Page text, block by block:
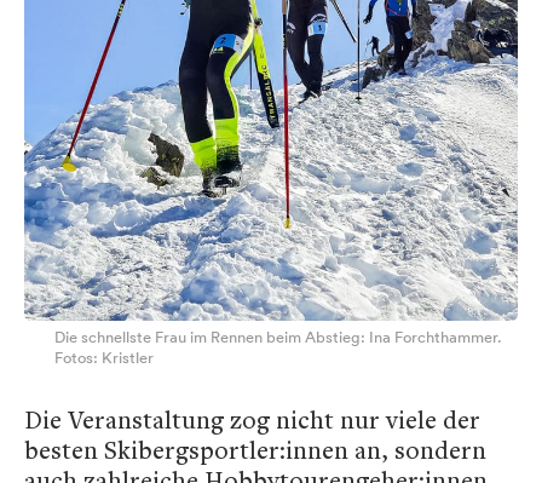
Die schnellste Frau im Rennen beim Abstieg: Ina Forchthammer.
Fotos: Kristler
Die Veranstaltung zog nicht nur viele der
besten Skibergsportler:innen an, sondern